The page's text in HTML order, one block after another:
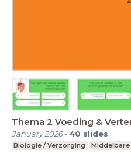
Thema 2 Voeding &
January 2026- 40 slides
Biologie / Verzorging